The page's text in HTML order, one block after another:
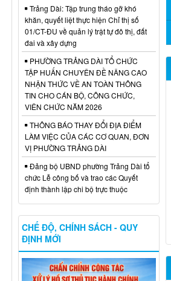
Trảng Dài: Tập trung tháo gỡ khó
khăn, quyết liệt thực hiện Chỉ thị số
01/CT-ĐU về quản lý trật tự đô thị, đất
đai và xây dựng
PHƯỜNG TRẢNG DÀI TỔ CHỨC
TẬP HUẤN CHUYÊN ĐỀ NÂNG CAO
NHẬN THỨC VỀ AN TOÀN THÔNG
TIN CHO CÁN BỘ, CÔNG CHỨC,
VIÊN CHỨC NĂM 2026
THÔNG BÁO THAY ĐỔI ĐỊA ĐIỂM
LÀM VIỆC CỦA CÁC CƠ QUAN, ĐƠN
VỊ PHƯỜNG TRẢNG DÀI
Đảng bộ UBND phường Trảng Dài tổ
chức Lễ công bố và trao các Quyết
định thành lập chi bộ trực thuộc
CHẾ ĐỘ, CHÍNH SÁCH - QUY
ĐỊNH MỚI